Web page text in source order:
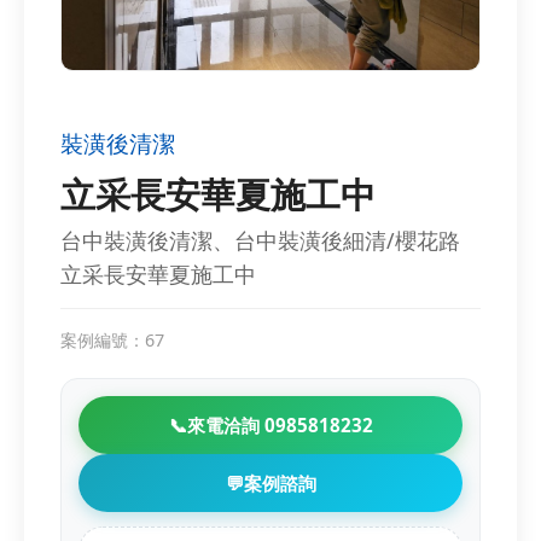
裝潢後清潔
立采長安華夏施工中
台中裝潢後清潔、台中裝潢後細清/櫻花路
立采長安華夏施工中
案例編號：67
📞來電洽詢 0985818232
💬案例諮詢